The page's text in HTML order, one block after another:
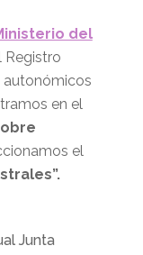
del
Registro
autonómicos
en el
el
Junta